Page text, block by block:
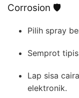
Corrosion 🛡️
Pilih spray
Semprot
Lap sisa
elektronik.